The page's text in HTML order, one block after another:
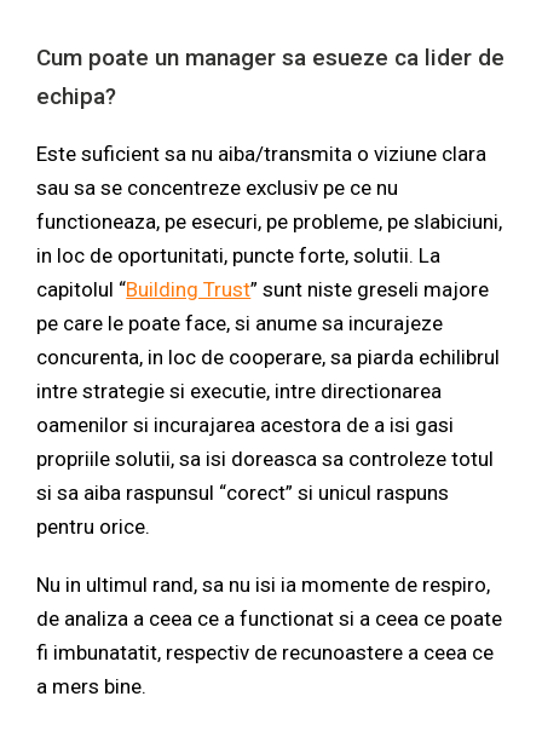
Cum poate un manager sa esueze ca lider de
echipa?
Este suficient sa nu aiba/transmita o viziune clara
sau sa se concentreze exclusiv pe ce nu
functioneaza, pe esecuri, pe probleme, pe slabiciuni,
in loc de oportunitati, puncte forte, solutii. La
capitolul “Building Trust” sunt niste greseli majore
pe care le poate face, si anume sa incurajeze
concurenta, in loc de cooperare, sa piarda echilibrul
intre strategie si executie, intre directionarea
oamenilor si incurajarea acestora de a isi gasi
propriile solutii, sa isi doreasca sa controleze totul
si sa aiba raspunsul “corect” si unicul raspuns
pentru orice.
Nu in ultimul rand, sa nu isi ia momente de respiro,
de analiza a ceea ce a functionat si a ceea ce poate
fi imbunatatit, respectiv de recunoastere a ceea ce
a mers bine.